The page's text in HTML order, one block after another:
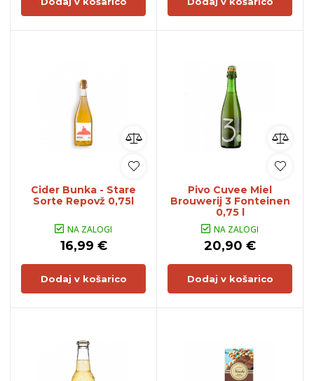
Cider Bunka - Stare
Sorte Repovž 0,75l
NA ZALOGI
16,99 €
Dodaj v košarico
Pivo Cuvee Miel
Brouwerij 3 Fonteinen
0,75 l
NA ZALOGI
20,90 €
Dodaj v košarico